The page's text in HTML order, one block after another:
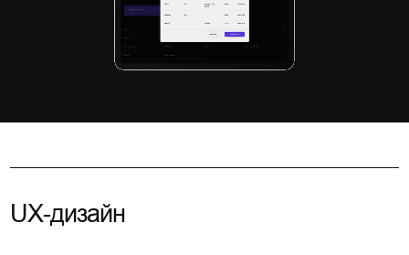
UX-дизайн